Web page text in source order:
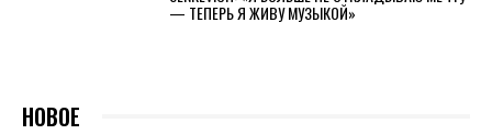
— ТЕПЕРЬ Я ЖИВУ МУЗЫКОЙ»
НОВОЕ